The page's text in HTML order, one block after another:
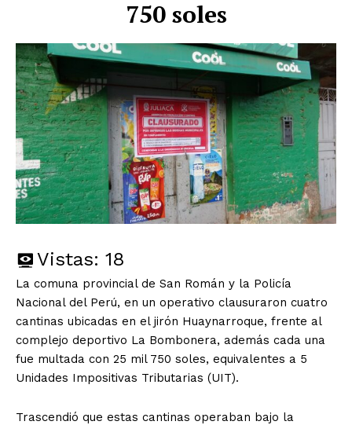
750 soles
Vistas: 18
La comuna provincial de San Román y la Policía
Nacional del Perú, en un operativo clausuraron cuatro
cantinas ubicadas en el jirón Huaynarroque, frente al
complejo deportivo La Bombonera, además cada una
fue multada con 25 mil 750 soles, equivalentes a 5
Unidades Impositivas Tributarias (UIT).
Trascendió que estas cantinas operaban bajo la